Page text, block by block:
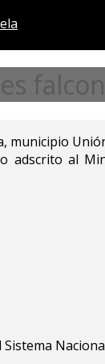
municipio
al